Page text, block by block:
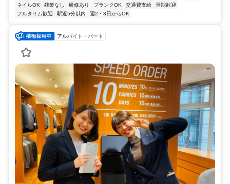
ネイルOK
残業なし 研修あり ブランクOK 交通費支給
長期歓迎
フルタイム歓迎
駅近5分以内 週2・3日からOK
アルバイト・パート